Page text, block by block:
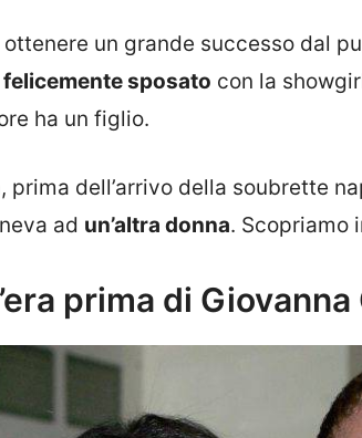
ottenere un grande successo dal
felicemente sposato con la
ha un figlio.
prima dell’arrivo della soubrette
ad un’altra donna. Scopriamo
prima di